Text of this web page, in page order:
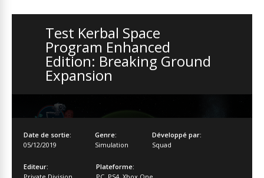
Test Kerbal Space
Program Enhanced
Edition: Breaking Ground
Expansion
Date de sortie:
05/12/2019
Genre:
Simulation
Développé par:
Squad
Editeur:
Plateforme: